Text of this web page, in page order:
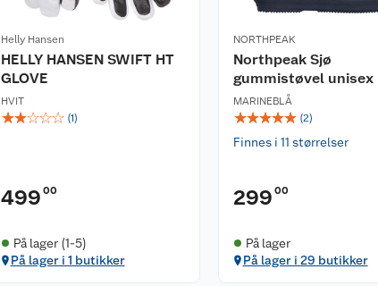
Helly Hansen
HELLY HANSEN SWIFT HT
GLOVE
HVIT
☆☆☆☆☆ (1)
499 00
På lager (1-5)
På lager i 1 butikker
NORTHPEAK
Northpeak Sjø
gummistøvel unisex
MARINEBLÅ
☆☆☆☆☆ (2)
Finnes i 11 størrelser
299 00
På lager
På lager i 29 butikker